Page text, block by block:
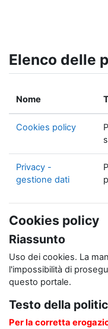
Elenco delle
Nome
Cookies policy
Privacy -
gestione dati
Cookies policy
Riassunto
Uso dei cookies. La
l'impossibilità di
questo portale.
Testo della
Per la corretta